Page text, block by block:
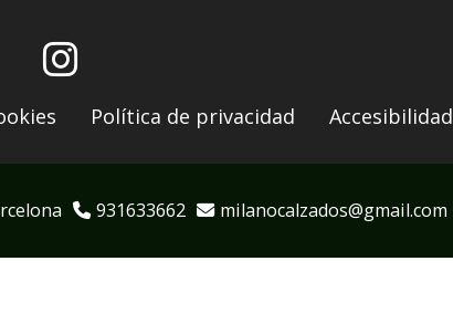
Política de privacidad Accesibilidad
931633662 milanocalzados gmail.com